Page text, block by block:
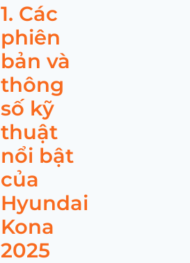
1. Các
phiên
bản và
thông
số kỹ
thuật
nổi bật
của
Hyundai
Kona
2025